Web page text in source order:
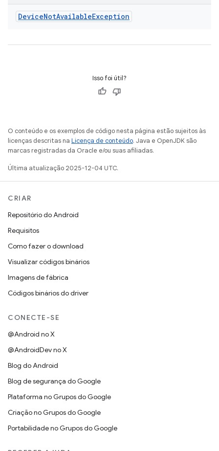
DeviceNotAvailableException
Isso foi útil?
O conteúdo e os exemplos de código nesta página estão sujeitos às
licenças descritas na Licença de conteúdo. Java e OpenJDK são
marcas registradas da Oracle e/ou suas afiliadas.
Última atualização 2025-12-04 UTC.
CRIAR
Repositório do Android
Requisitos
Como fazer o download
Visualizar códigos binários
Imagens de fábrica
Códigos binários do driver
CONECTE-SE
@Android no X
@AndroidDev no X
Blog do Android
Blog de segurança do Google
Plataforma no Grupos do Google
Criação no Grupos do Google
Portabilidade no Grupos do Google